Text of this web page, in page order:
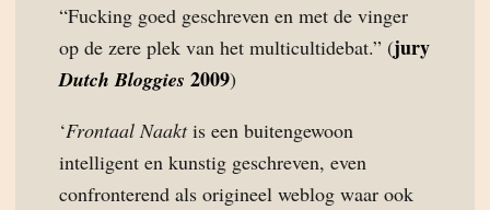
“Fucking goed geschreven en met de vinger
op de zere plek van het multicultidebat.” (jury
Dutch Bloggies 2009)
‘Frontaal Naaktis een buitengewoon
intelligent en kunstig geschreven, even
confronterend als origineel weblog waar ook